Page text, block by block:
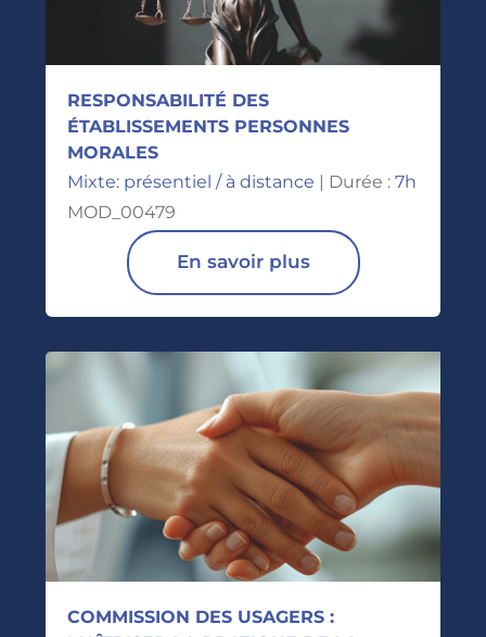
RESPONSABILITÉ DES
ÉTABLISSEMENTS PERSONNES
MORALES
Mixte: présentiel / à distance | Durée : 7h
MOD_00479
En savoir plus
COMMISSION DES USAGERS :